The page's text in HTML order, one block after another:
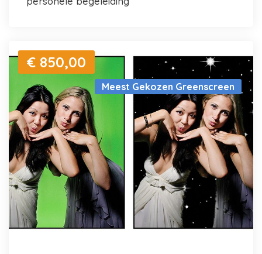
Meest Gekozen Greenscreen
€ 850,00